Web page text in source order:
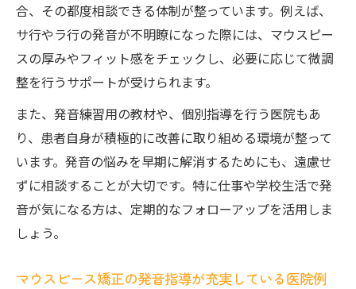
合、その都度相談できる体制が整っています。例えば、
サ行やラ行の発音が不明瞭になった際には、マウスピー
スの厚みやフィット感をチェックし、必要に応じて微調
整を行うサポートが受けられます。
また、発音練習用の教材や、個別指導を行う医院もあ
り、患者自身が積極的に改善に取り組める環境が整って
います。発音の悩みを早期に解消するためにも、遠慮せ
ずに相談することが大切です。特に仕事や学校生活で発
音が気になる方は、定期的なフォローアップを活用しま
しょう。
マウスピース矯正の発音指導が充実している医院例